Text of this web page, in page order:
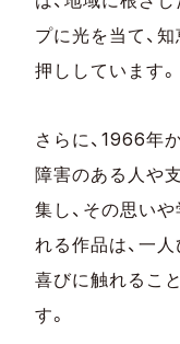
プに光を当て、
押ししています。
さらに、1966年
障害のある人や
集し、その思い
れる作品は、一
喜びに触れるこ
す。